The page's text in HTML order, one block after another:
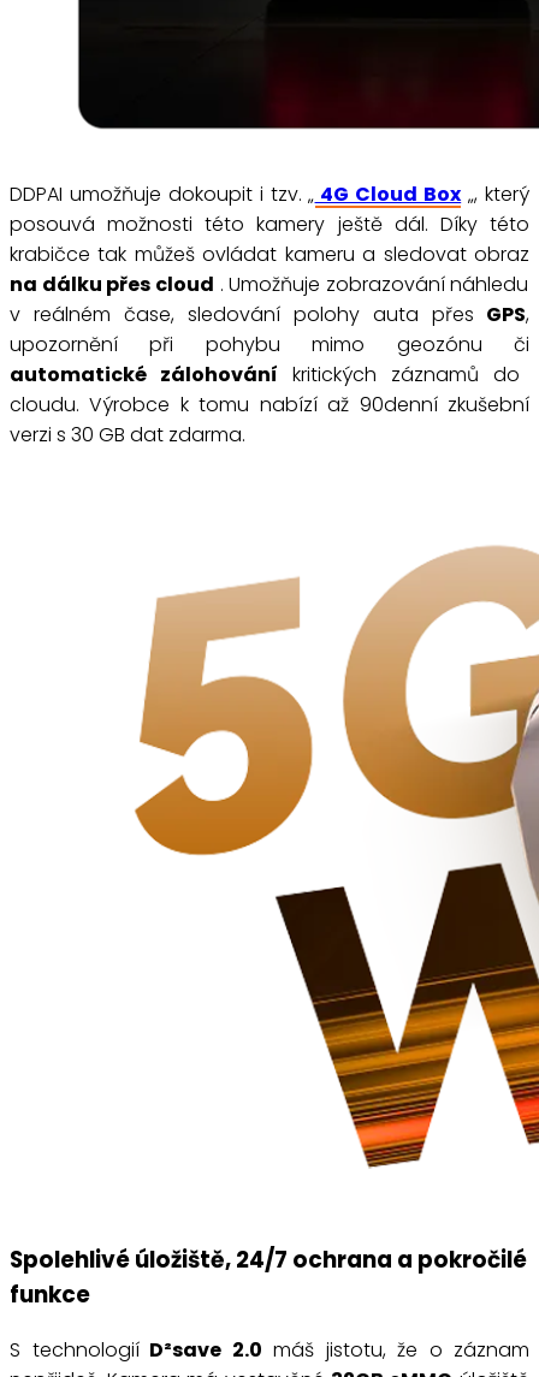
DDPAI umožňuje dokoupit i tzv. „ 4G Cloud Box „, který
posouvá možnosti této kamery ještě dál. Díky této
krabičce tak můžeš ovládat kameru a sledovat obraz
na dálku přes cloud . Umožňuje zobrazování náhledu
v reálném čase, sledování polohy auta přes GPS,
upozornění při pohybu mimo geozónu či
automatické zálohování kritických záznamů do
cloudu. Výrobce k tomu nabízí až 90denní zkušební
verzi s 30 GB dat zdarma.
Spolehlivé úložiště, 24/7 ochrana a pokročilé
funkce
S technologiíD²save 2.0 máš jistotu, že o záznam